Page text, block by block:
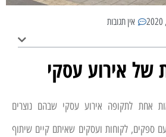
אין תגובות
של אירוע עסקי
אחת לתקופה אירוע עסקי שבהם נוצרים
ספקים, לקוחות ועסקים שאיתם קיים שיתוף